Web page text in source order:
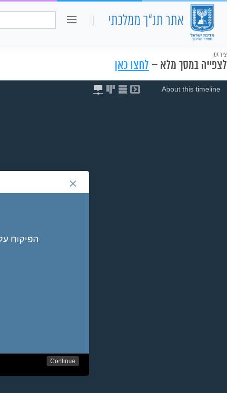
חיפוש:
כיתה ו
ציר זמן
לצפייה במסך מלא – לחצו כאן